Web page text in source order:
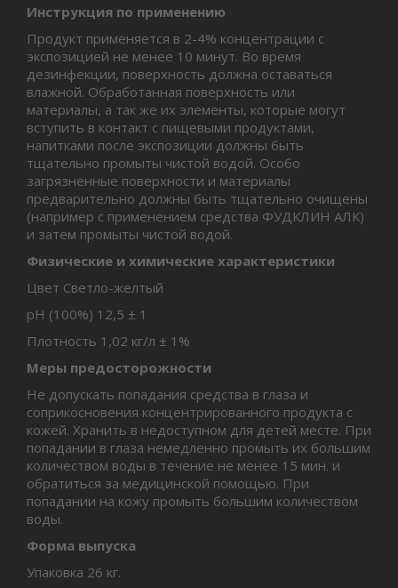
Инструкция по применению
Продукт применяется в 2-4% концентрации с
экспозицией не менее 10 минут. Во время
дезинфекции, поверхность должна оставаться
влажной. Обработанная поверхность или
материалы, а так же их элементы, которые могут
вступить в контакт с пищевыми продуктами,
напитками после экспозиции должны быть
тщательно промыты чистой водой. Особо
загрязненные поверхности и материалы
предварительно должны быть тщательно очищены
(например с применением средства ФУДКЛИН АЛК)
и затем промыты чистой водой.
Физические и химические характеристики
Цвет Светло-желтый
pH (100%) 12,5 ± 1
Плотность 1,02 кг/л ± 1%
Меры предосторожности
Не допускать попадания средства в глаза и
соприкосновения концентрированного продукта с
кожей. Хранить в недоступном для детей месте. При
попадании в глаза немедленно промыть их большим
количеством воды в течение не менее 15 мин. и
обратиться за медицинской помощью. При
попадании на кожу промыть большим количеством
воды.
Форма выпуска
Упаковка 26 кг.